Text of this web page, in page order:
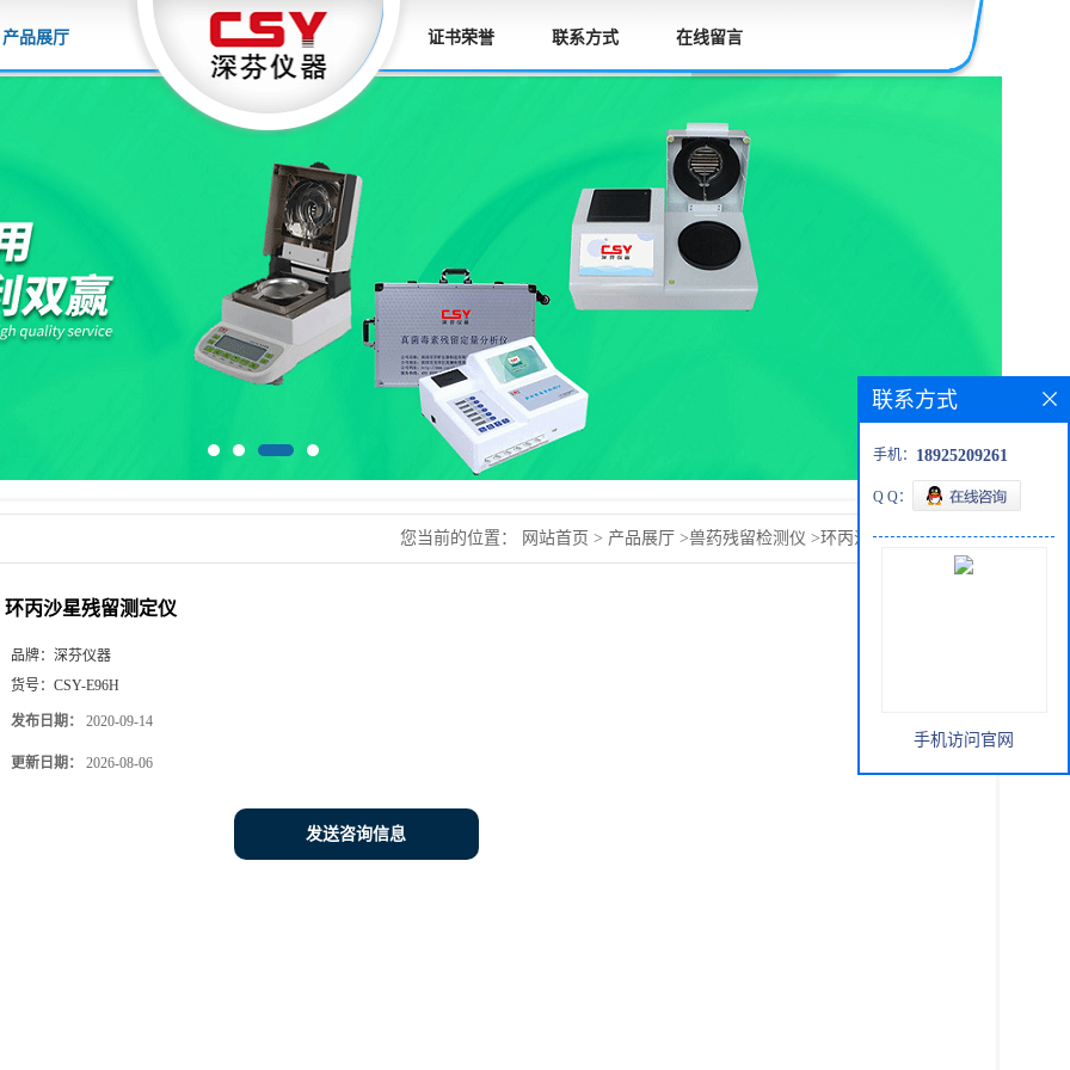
产品展厅 证书荣誉 联系方式 在线留言
您当前的位置： 网站首页 > 产品展厅 >兽药残留检测仪 >环丙沙星残留测定仪
环丙沙星残留测定仪
品牌： 深芬仪器
货号： CSY-E96H
发布日期： 2020-09-14
更新日期： 2026-08-06
发送咨询信息
联系方式
手机： 18925209261
Q Q：
手机访问官网